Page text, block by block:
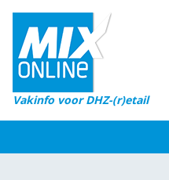
Vakinfo voor DHZ-(r)etail
Home
Magazines
DHZ Sessie